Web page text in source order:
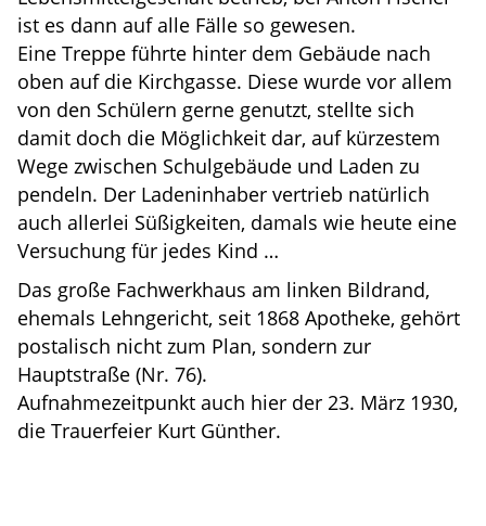
ist es dann auf alle Fälle so gewesen.
Eine Treppe führte hinter dem Gebäude nach
oben auf die Kirchgasse. Diese wurde vor allem
von den Schülern gerne genutzt, stellte sich
damit doch die Möglichkeit dar, auf kürzestem
Wege zwischen Schulgebäude und Laden zu
pendeln. Der Ladeninhaber vertrieb natürlich
auch allerlei Süßigkeiten, damals wie heute eine
Versuchung für jedes Kind …
Das große Fachwerkhaus am linken Bildrand,
ehemals Lehngericht, seit 1868 Apotheke, gehört
postalisch nicht zum Plan, sondern zur
Hauptstraße (Nr. 76).
Aufnahmezeitpunkt auch hier der 23. März 1930,
die Trauerfeier Kurt Günther.